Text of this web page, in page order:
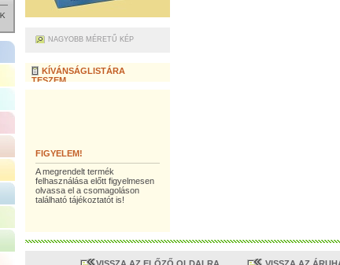
NAGYOBB MÉRETŰ KÉP
KÍVÁNSÁGLISTÁRA
TESZEM
FIGYELEM!
A megrendelt termék
felhasználása előtt figyelmesen
olvassa el a csomagoláson
található tájékoztatót is!